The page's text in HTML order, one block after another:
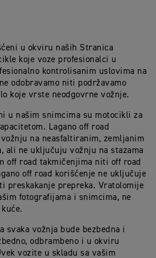
u okviru naših Stranica
koje voze profesionalci u
kontrolisanim uslovima na
odobravamo niti podržavamo
koje vrste neodgovrne vožnje.
u našim snimcima su motocikli za
Lagano off road
na neasfaltiranim, zemljanim
ali ne uključuju vožnju na stazama
off road takmičenjima niti off road
off road korišćenje ne uključuje
preskakanje prepreka. Vratolomije
fotografijama i snimcima, ne
svaka vožnja bude bezbedna i
odbrambeno i u okviru
vozite u skladu sa vašim